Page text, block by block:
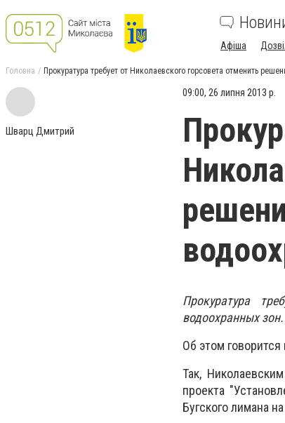
Афіша
Головна Прокуратура требует от Николаевского горсовета отменить
Шварц Дмитрий
09:00, 26 липня 2013 р.
Прокуратура
водоохранных зон.
Об этом
Так,
проекта
Бугского лимана